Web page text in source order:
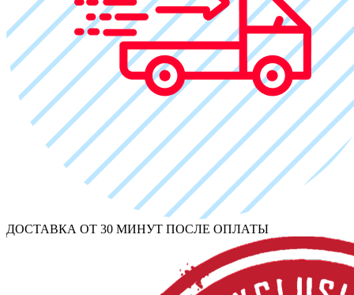
ДОСТАВКА ОТ 30 МИНУТ ПОСЛЕ ОПЛАТЫ